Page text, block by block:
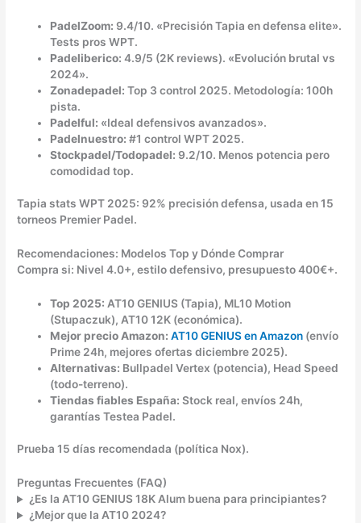
PadelZoom: 9.4/10. «Precisión Tapia en defensa elite».
Tests pros WPT.
Padeliberico: 4.9/5 (2K reviews). «Evolución brutal vs
2024».
Zonadepadel: Top 3 control 2025. Metodología: 100h
pista.
Padelful: «Ideal defensivos avanzados».
Padelnuestro: #1 control WPT 2025.
Stockpadel/Todopadel: 9.2/10. Menos potencia pero
comodidad top.
Tapia stats WPT 2025: 92% precisión defensa, usada en 15
torneos Premier Padel.
Recomendaciones: Modelos Top y Dónde Comprar
Compra si: Nivel 4.0+, estilo defensivo, presupuesto 400€+.
Top 2025: AT10 GENIUS (Tapia), ML10 Motion
(Stupaczuk), AT10 12K (económica).
Mejor precio Amazon: AT10 GENIUS en Amazon (envío
Prime 24h, mejores ofertas diciembre 2025).
Alternativas: Bullpadel Vertex (potencia), Head Speed
(todo-terreno).
Tiendas fiables España: Stock real, envíos 24h,
garantías Testea Padel.
Prueba 15 días recomendada (política Nox).
Preguntas Frecuentes (FAQ)
¿Es la AT10 GENIUS 18K Alum buena para principiantes?
¿Mejor que la AT10 2024?